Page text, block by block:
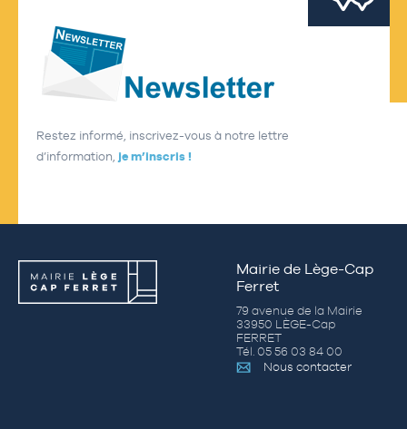
Restez informé, inscrivez-vous à notre lettre
d’information, je m’inscris !
Mairie de Lège-Cap
Ferret
79 avenue de la Mairie
33950 LÈGE-Cap
FERRET
Tél. 05 56 03 84 00
Nous contacter